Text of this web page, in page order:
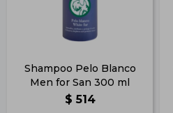
Shampoo Pelo Blanco
Men for San 300 ml
$ 514